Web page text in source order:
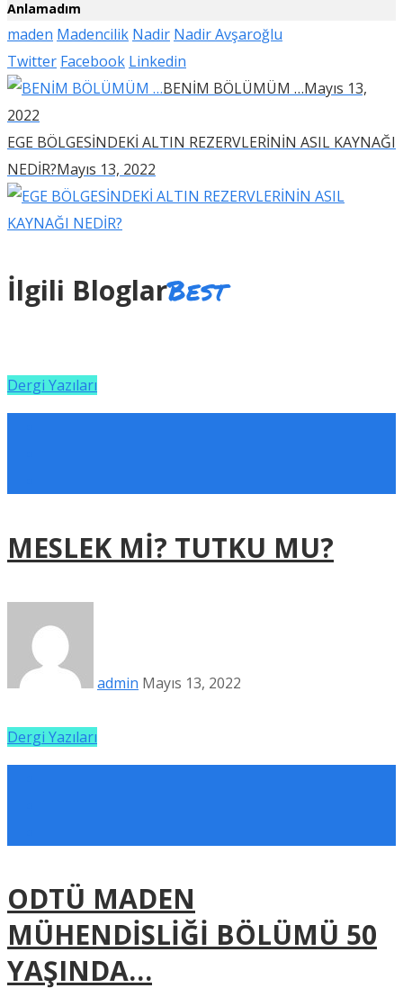
Anlamadım
maden Madencilik Nadir Nadir Avşaroğlu
Twitter Facebook Linkedin
BENİM BÖLÜMÜM …Mayıs 13,
2022
EGE BÖLGESİNDEKİ ALTIN REZERVLERİNİN ASIL KAYNAĞI
NEDİR?Mayıs 13, 2022
İlgili BloglarBest
Dergi Yazıları
MESLEK Mİ? TUTKU MU?
admin Mayıs 13, 2022
Dergi Yazıları
ODTÜ MADEN
MÜHENDİSLİĞİ BÖLÜMÜ 50
YAŞINDA…